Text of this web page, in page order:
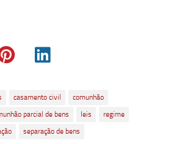
casamento civil
comunhão
parcial de bens leis
regime
separação de bens